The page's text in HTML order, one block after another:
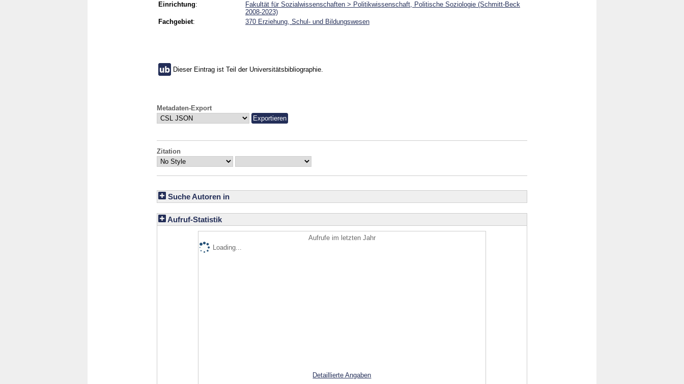
Einrichtung:
Fakultät für Sozialwissenschaften > Politikwissenschaft, Politische Soziologie (Schmitt-Beck
2008-2023)
Fachgebiet: 370 Erziehung, Schul- und Bildungswesen
Dieser Eintrag ist Teil der Universitätsbibliographie.
Metadaten-Export
Zitation
Suche Autoren in
Aufruf-Statistik
Aufrufe im letzten Jahr
Loading...
Detaillierte Angaben